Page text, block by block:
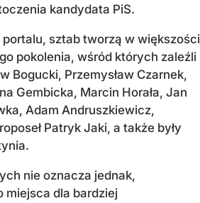
kandydata PiS.
sztab tworzą w większości
pokolenia, wśród których zaleźli
Bogucki, Przemysław Czarnek,
Gembicka, Marcin Horała, Jan
Adam Andruszkiewicz,
Patryk Jaki, a także były
nie oznacza jednak,
miejsca dla bardziej